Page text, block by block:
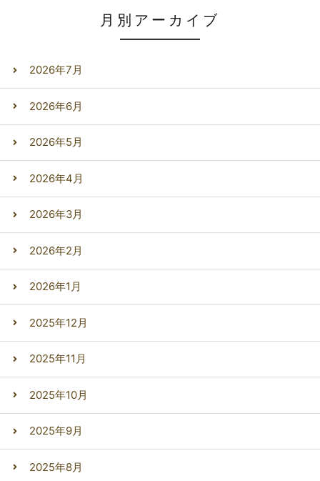
月別アーカイブ
2026年7月
2026年6月
2026年5月
2026年4月
2026年3月
2026年2月
2026年1月
2025年12月
2025年11月
2025年10月
2025年9月
2025年8月